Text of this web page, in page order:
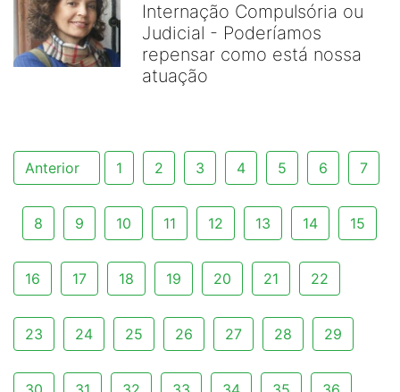
Internação Compulsória ou
Judicial - Poderíamos
repensar como está nossa
atuação
Anterior 1 2 3 4 5 6 7
8 9 10 11 12 13 14 15
16 17 18 19 20 21 22
23 24 25 26 27 28 29